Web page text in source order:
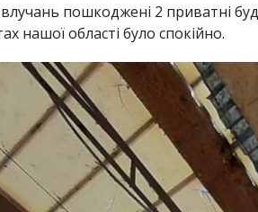
пошкоджені 2 приватні
нашої області було спокійно.